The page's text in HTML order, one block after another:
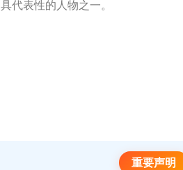
具代表性的人物之一。
重要声明